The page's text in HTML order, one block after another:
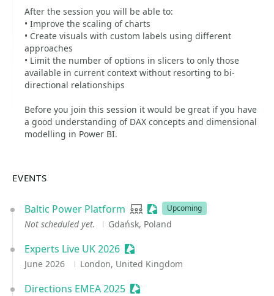
After the session you will be able to:
• Improve the scaling of charts
• Create visuals with custom labels using different
approaches
• Limit the number of options in slicers to only those
available in current context without resorting to bi-
directional relationships
Before you join this session it would be great if you have
a good understanding of DAX concepts and dimensional
modelling in Power BI.
EVENTS
Baltic Power Platform User group
Sessionize Event
Upcoming
Not scheduled yet. Gdańsk, Poland
Experts Live UK 2026 Sessionize Event
June 2026 London, United Kingdom
Directions EMEA 2025 Sessionize Event